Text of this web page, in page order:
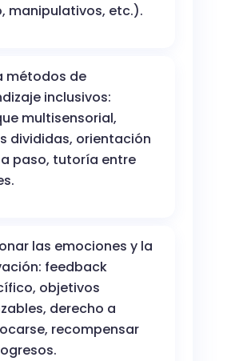
manipulativos, etc.).
métodos de
inclusivos:
multisensorial,
divididas, orientación
paso, tutoría entre
las emociones y la
feedback
objetivos
derecho a
recompensar